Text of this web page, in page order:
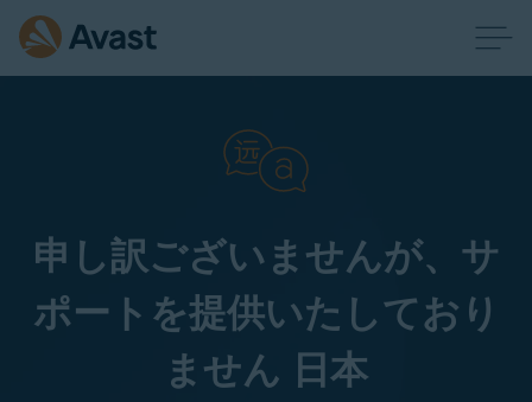
申し訳ございませんが、サ
ポートを提供いたしており
ません 日本